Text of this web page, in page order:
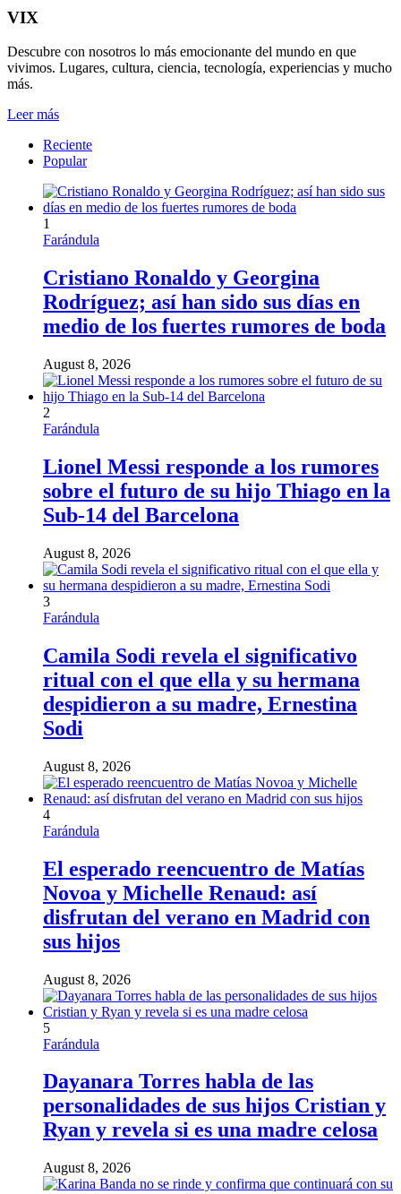
VIX
Descubre con nosotros lo más emocionante del mundo en que
vivimos. Lugares, cultura, ciencia, tecnología, experiencias y mucho
más.
Leer más
Reciente
Popular
1
Farándula
Cristiano Ronaldo y Georgina
Rodríguez; así han sido sus días en
medio de los fuertes rumores de boda
August 8, 2026
2
Farándula
Lionel Messi responde a los rumores
sobre el futuro de su hijo Thiago en la
Sub-14 del Barcelona
August 8, 2026
3
Farándula
Camila Sodi revela el significativo
ritual con el que ella y su hermana
despidieron a su madre, Ernestina
Sodi
August 8, 2026
4
Farándula
El esperado reencuentro de Matías
Novoa y Michelle Renaud: así
disfrutan del verano en Madrid con
sus hijos
August 8, 2026
5
Farándula
Dayanara Torres habla de las
personalidades de sus hijos Cristian y
Ryan y revela si es una madre celosa
August 8, 2026